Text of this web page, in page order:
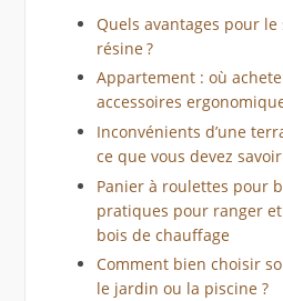
Quels avantages pour
résine ?
Appartement : où
accessoires
Inconvénients d’une
ce que vous devez
Panier à roulettes pour
pratiques pour ranger
bois de chauffage
Comment bien choisir
le jardin ou la piscine ?